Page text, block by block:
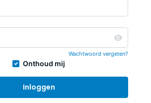
Wachtwoord vergeten?
Onthoud mij
Inloggen